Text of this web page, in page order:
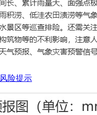
险提示